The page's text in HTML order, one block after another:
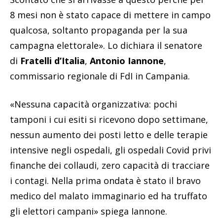
8 mesi non è stato capace di mettere in campo
qualcosa, soltanto propaganda per la sua
campagna elettorale». Lo dichiara il senatore
di Fratelli d’Italia, Antonio Iannone,
commissario regionale di FdI in Campania.
«Nessuna capacità organizzativa: pochi
tamponi i cui esiti si ricevono dopo settimane,
nessun aumento dei posti letto e delle terapie
intensive negli ospedali, gli ospedali Covid privi
finanche dei collaudi, zero capacità di tracciare
i contagi. Nella prima ondata è stato il bravo
medico del malato immaginario ed ha truffato
gli elettori campani» spiega Iannone.